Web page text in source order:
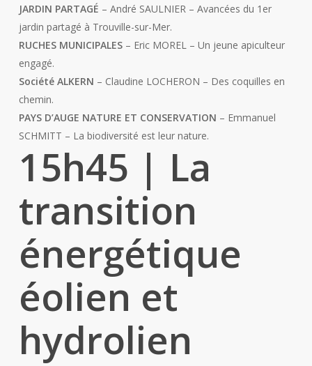
JARDIN PARTAGÉ – André SAULNIER – Avancées du 1er
jardin partagé à Trouville-sur-Mer.
RUCHES MUNICIPALES– Eric MOREL – Un jeune apiculteur
engagé.
Société ALKERN – Claudine LOCHERON – Des coquilles en
chemin.
PAYS D’AUGE NATURE ET CONSERVATION – Emmanuel
SCHMITT – La biodiversité est leur nature.
15h45 | La
transition
énergétique
éolien et
hydrolien